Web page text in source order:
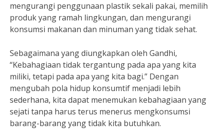
mengurangi penggunaan plastik sekali pakai, memilih
produk yang ramah lingkungan, dan mengurangi
konsumsi makanan dan minuman yang tidak sehat.
Sebagaimana yang diungkapkan oleh Gandhi,
“Kebahagiaan tidak tergantung pada apa yang kita
miliki, tetapi pada apa yang kita bagi.” Dengan
mengubah pola hidup konsumtif menjadi lebih
sederhana, kita dapat menemukan kebahagiaan yang
sejati tanpa harus terus menerus mengkonsumsi
barang-barang yang tidak kita butuhkan.